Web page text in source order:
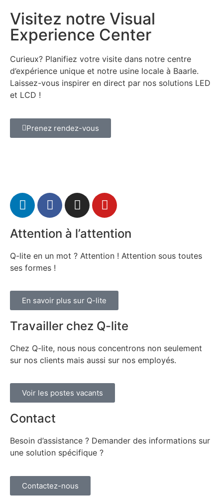
Visitez notre Visual
Experience Center
Curieux? Planifiez votre visite dans notre centre
d’expérience unique et notre usine locale à Baarle.
Laissez-vous inspirer en direct par nos solutions LED
et LCD !
Prenez rendez-vous
Attention à l’attention
Q-lite en un mot ? Attention ! Attention sous toutes
ses formes !
En savoir plus sur Q-lite
Travailler chez Q-lite
Chez Q-lite, nous nous concentrons non seulement
sur nos clients mais aussi sur nos employés.
Voir les postes vacants
Contact
Besoin d’assistance ? Demander des informations sur
une solution spécifique ?
Contactez-nous